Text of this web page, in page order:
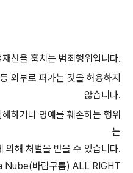
산을 훔치는 범죄행위입니다.
외부로 퍼가는 것을 허용하지
않습니다.
하거나 명예를 훼손하는 행위
는
의해 처벌을 받을 수 있습니다.
Nube(바람구름) ALL RIGHT